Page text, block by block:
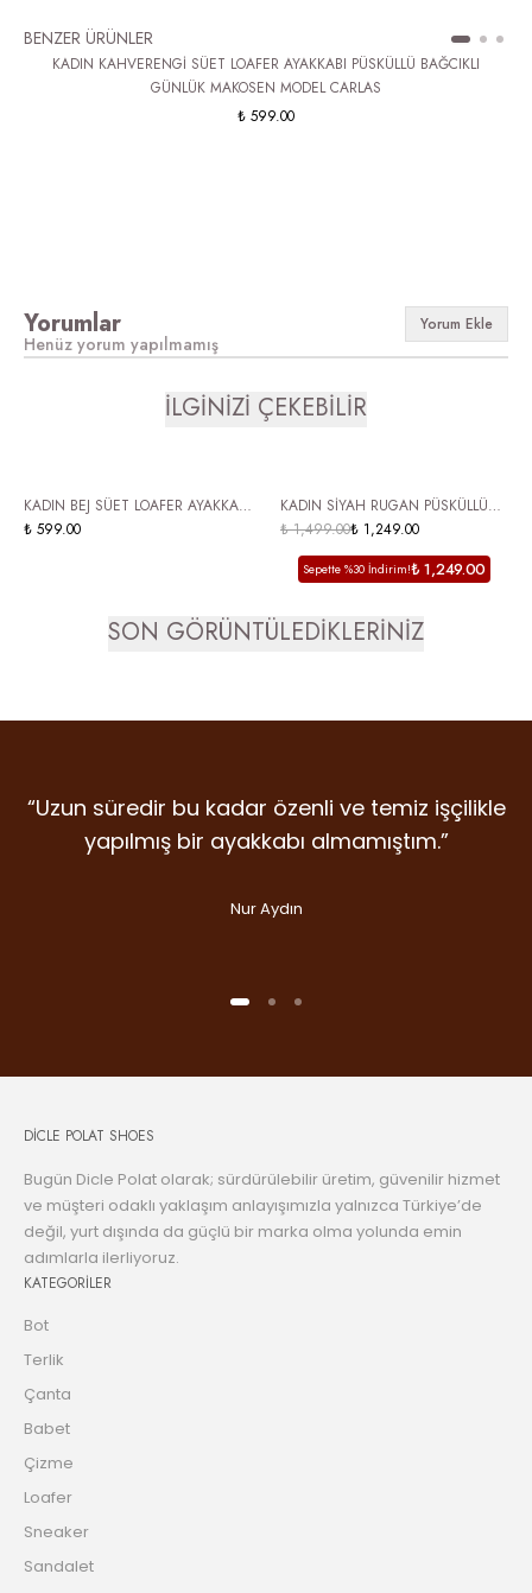
BENZER ÜRÜNLER
KADIN KAHVERENGİ SÜET LOAFER AYAKKABI PÜSKÜLLÜ BAĞCIKLI
GÜNLÜK MAKOSEN MODEL CARLAS
₺ 599.00
Yorumlar Yorum Ekle
Henüz yorum yapılmamış
İLGİNİZİ ÇEKEBİLİR
KADIN BEJ SÜET LOAFER AYAKKABI
PÜSKÜLLÜ BAĞCIKLI GÜNLÜK
₺ 599.00
ÜCRETSİZ KARGO
KADIN SİYAH RUGAN PÜSKÜLLÜ
LOAFER AYAKKABI FİYONK DETAYLI
GÜNLÜK AYAKKABI DİAS
₺ 1,499.00₺ 1,249.00
Sepette %30 İndirim!₺ 1,249.00
SON GÖRÜNTÜLEDİKLERİNİZ
“Uzun süredir bu kadar özenli ve temiz işçilikle
yapılmış bir ayakkabı almamıştım.”
Nur Aydın
“Detaylara verilen emek, malzeme kalitesi ve
duruş… Gram şüphe duymadan ikinci
“İlk giydiğim anda farkını hissettiren nadir
markalardan. Dicle Polat Shoes’ta kalite laf
DİCLE POLAT SHOES
Bugün Dicle Polat olarak; sürdürülebilir üretim, güvenilir hizmet
ve müşteri odaklı yaklaşım anlayışımızla yalnızca Türkiye’de
değil, yurt dışında da güçlü bir marka olma yolunda emin
adımlarla ilerliyoruz.
KATEGORİLER
Bot
Terlik
Çanta
Babet
Çizme
Loafer
Sneaker
Sandalet